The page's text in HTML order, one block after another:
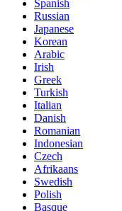
Spanish
Russian
Japanese
Korean
Arabic
Irish
Greek
Turkish
Italian
Danish
Romanian
Indonesian
Czech
Afrikaans
Swedish
Polish
Basque